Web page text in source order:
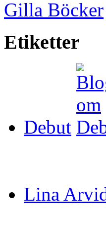
Gilla Böcker
Etiketter
Debut
Lina